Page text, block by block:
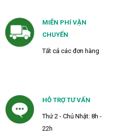
MIỄN PHÍ VẬN
CHUYỂN
Tất cả các đơn hàng
HỖ TRỢ TƯ VẤN
Thứ 2 - Chủ Nhật: 8h -
22h